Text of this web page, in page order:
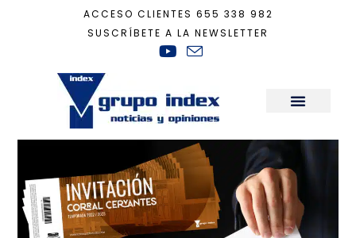
ACCESO CLIENTES 655 338 982
SUSCRÍBETE A LA NEWSLETTER
Actualidad